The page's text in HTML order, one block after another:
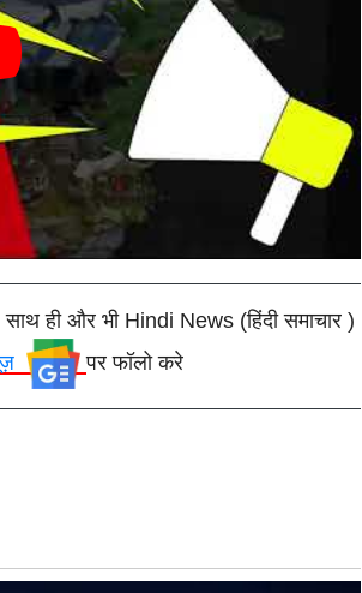
ही और भी Hindi News (हिंदी समाचार )
पर फॉलो करे